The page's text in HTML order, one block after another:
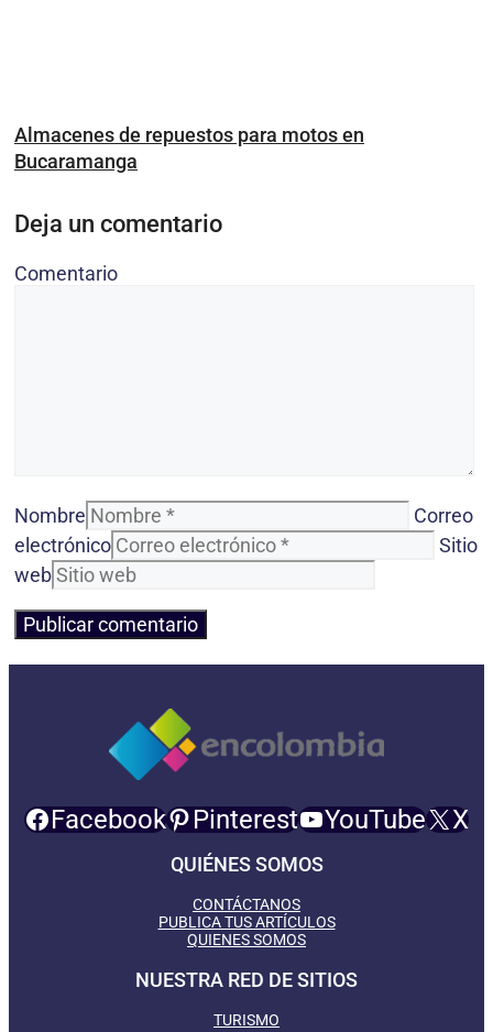
Almacenes de repuestos para motos en
Bucaramanga
Deja un comentario
Comentario
Nombre
Correo
electrónico
Sitio
web
Facebook Pinterest YouTube X
QUIÉNES SOMOS
CONTÁCTANOS
PUBLICA TUS ARTÍCULOS
QUIENES SOMOS
NUESTRA RED DE SITIOS
TURISMO